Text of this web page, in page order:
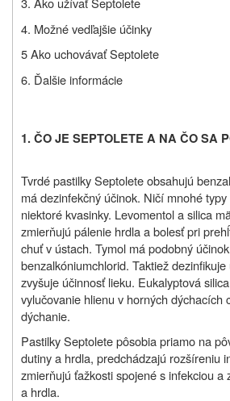
4. Možné vedľajšie účinky
5 Ako uchovávať Septolete
6. Ďalšie informácie
1. ČO JE SEPTOLETE A NA ČO SA
Tvrdé pastilky Septolete obsahujú
má dezinfekčný účinok. Ničí mnohé
niektoré kvasinky. Levomentol a silica
zmierňujú pálenie hrdla a bolesť pri
chuť v ústach. Tymol má podobný
benzalkóniumchlorid. Taktiež
zvyšuje účinnosť lieku. Eukalyptová
vylučovanie hlienu v horných dýchacích
dýchanie.
Pastilky Septolete pôsobia priamo na
dutiny a hrdla, predchádzajú rozšíreniu
zmierňujú ťažkosti spojené s infekciou a
a hrdla.